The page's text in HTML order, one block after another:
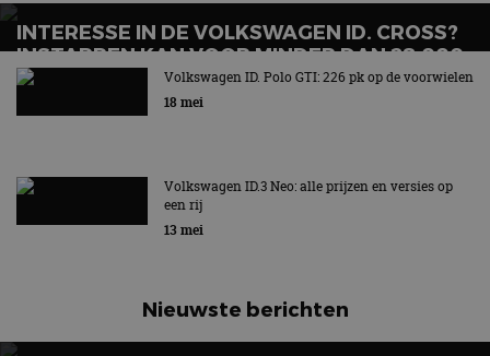
INTERESSE IN DE VOLKSWAGEN ID. CROSS?
INSTAPPEN KAN VOOR MINDER DAN 28.000
EURO
Volkswagen ID. Polo GTI: 226 pk op de voorwielen
18 mei
Volkswagen ID.3 Neo: alle prijzen en versies op
een rij
13 mei
Nieuwste berichten